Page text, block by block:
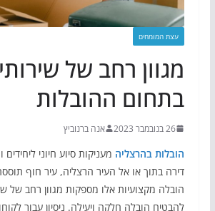
עצת המומחים
מגוון רחב של
בתחום ההובלות
26 בנובמבר 2023 אנה ברנוביץ
הובלות בהרצליה מעניקות סיוע חיוני
דירה בתוך או אל העיר הרצליה, עיר חוף
הובלה מקצועיות אלו מספקות מגוון רחב של
להבטיח הובלה חלקה ויעילה. ניסיון עבור